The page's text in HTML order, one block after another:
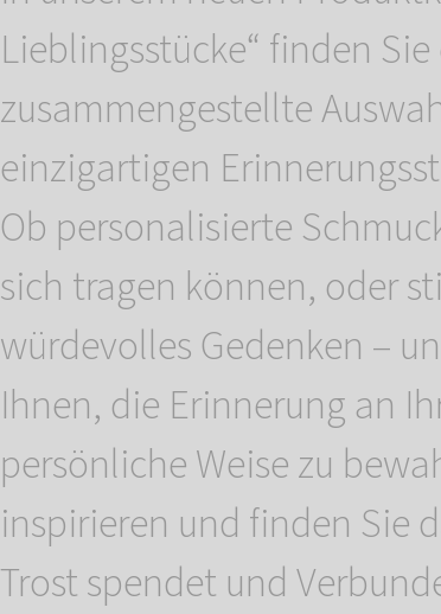
Lieblingsstücke“ finden
zusammengestellte
einzigartigen
Ob personalisierte
sich tragen können, oder
würdevolles Gedenken –
Ihnen, die Erinnerung an
persönliche Weise zu
inspirieren und finden Sie
Trost spendet und